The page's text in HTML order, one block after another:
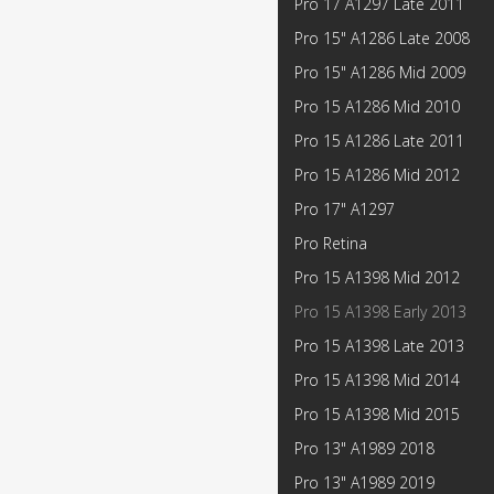
Pro 15" А1286 Late 2008
Pro 15" А1286 Mid 2009
Pro 15 А1286 Mid 2010
Pro 15 А1286 Late 2011
Pro 15 А1286 Mid 2012
Pro 17" А1297
Pro Retina
Pro 15 А1398 Mid 2012
Pro 15 А1398 Early 2013
Pro 15 А1398 Late 2013
Pro 15 А1398 Mid 2014
Pro 15 А1398 Mid 2015
Pro 13" А1989 2018
Pro 13" А1989 2019